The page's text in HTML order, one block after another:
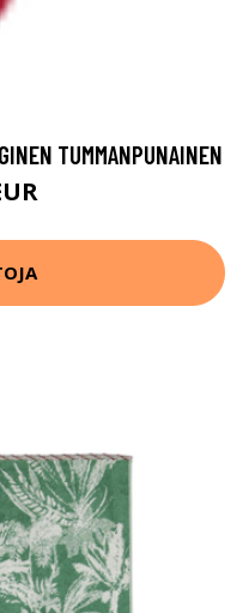
TUMMANPUNAINEN